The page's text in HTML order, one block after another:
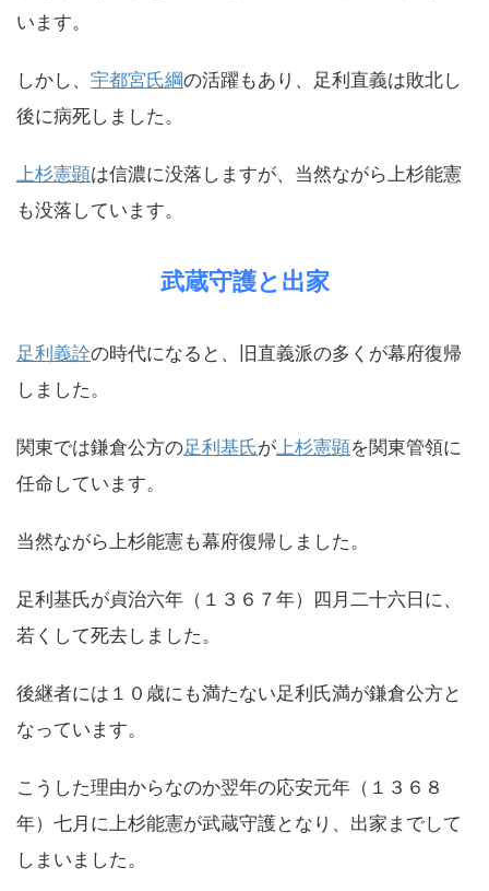
います。
しかし、 宇都宮氏綱の活躍もあり、足利直義は敗北し
後に病死しました。
上杉憲顕は信濃に没落しますが、当然ながら上杉能憲
も没落しています。
武蔵守護と出家
足利義詮の時代になると、旧直義派の多くが幕府復帰
しました。
関東では鎌倉公方の足利基氏が上杉憲顕を関東管領に
任命しています。
当然ながら上杉能憲も幕府復帰しました。
足利基氏が貞治六年（１３６７年）四月二十六日に、
若くして死去しました。
後継者には１０歳にも満たない足利氏満が鎌倉公方と
なっています。
こうした理由からなのか翌年の応安元年（１３６８
年）七月に上杉能憲が武蔵守護となり、出家までして
しまいました。